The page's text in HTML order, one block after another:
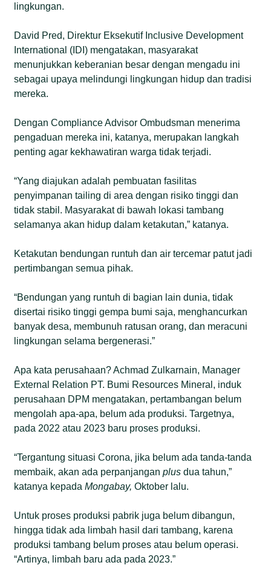
lingkungan.
David Pred, Direktur Eksekutif Inclusive Development
International (IDI) mengatakan, masyarakat
menunjukkan keberanian besar dengan mengadu ini
sebagai upaya melindungi lingkungan hidup dan tradisi
mereka.
Dengan Compliance Advisor Ombudsman menerima
pengaduan mereka ini, katanya, merupakan langkah
penting agar kekhawatiran warga tidak terjadi.
“Yang diajukan adalah pembuatan fasilitas
penyimpanan tailing di area dengan risiko tinggi dan
tidak stabil. Masyarakat di bawah lokasi tambang
selamanya akan hidup dalam ketakutan,” katanya.
Ketakutan bendungan runtuh dan air tercemar patut jadi
pertimbangan semua pihak.
“Bendungan yang runtuh di bagian lain dunia, tidak
disertai risiko tinggi gempa bumi saja, menghancurkan
banyak desa, membunuh ratusan orang, dan meracuni
lingkungan selama bergenerasi.”
Apa kata perusahaan? Achmad Zulkarnain, Manager
External Relation PT. Bumi Resources Mineral, induk
perusahaan DPM mengatakan, pertambangan belum
mengolah apa-apa, belum ada produksi. Targetnya,
pada 2022 atau 2023 baru proses produksi.
“Tergantung situasi Corona, jika belum ada tanda-tanda
membaik, akan ada perpanjanganplusdua tahun,”
katanya kepadaMongabay,Oktober lalu.
Untuk proses produksi pabrik juga belum dibangun,
hingga tidak ada limbah hasil dari tambang, karena
produksi tambang belum proses atau belum operasi.
“Artinya, limbah baru ada pada 2023.”